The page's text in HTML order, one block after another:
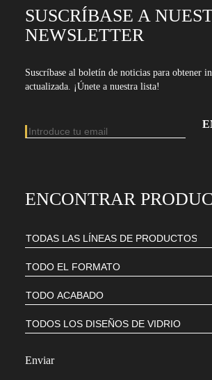
SUSCRÍBASE A
NEWSLETTER
Suscríbase al boletín de noticias para obtener
actualizada. ¡Únete a nuestra lista!
ENCONTRAR